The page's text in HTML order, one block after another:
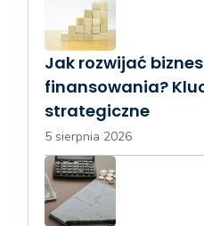
Jak rozwijać
finansowania?
strategiczne
5 sierpnia 2026